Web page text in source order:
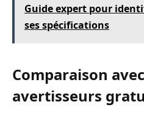
Guide expert pour
ses spécifications
Comparaison
avertisseurs